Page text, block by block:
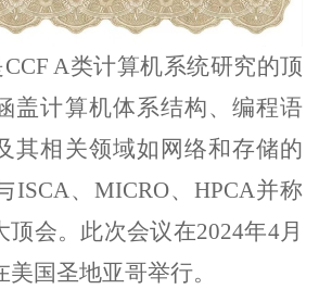
CCF A类计算机系统研究的顶
盖计算机体系结构、编程语
其相关领域如网络和存储的
ISCA、MICRO、HPCA并称
顶会。此次会议在2024年4月
美国圣地亚哥举行。